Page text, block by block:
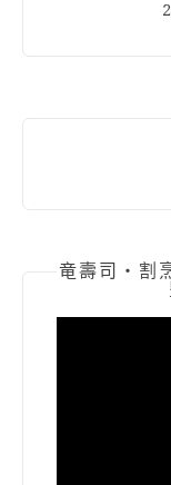
竜壽司‧割